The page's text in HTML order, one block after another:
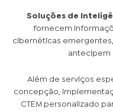
Soluções de
fornecem
cibernéticas
antecipem
Além de serviços
concepção,
CTEM personalizado